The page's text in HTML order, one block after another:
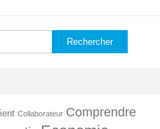
Collaborateur Comprendre